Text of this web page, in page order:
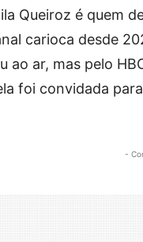
Queiroz é quem
carioca desde
ao ar, mas pelo
foi convidada
-